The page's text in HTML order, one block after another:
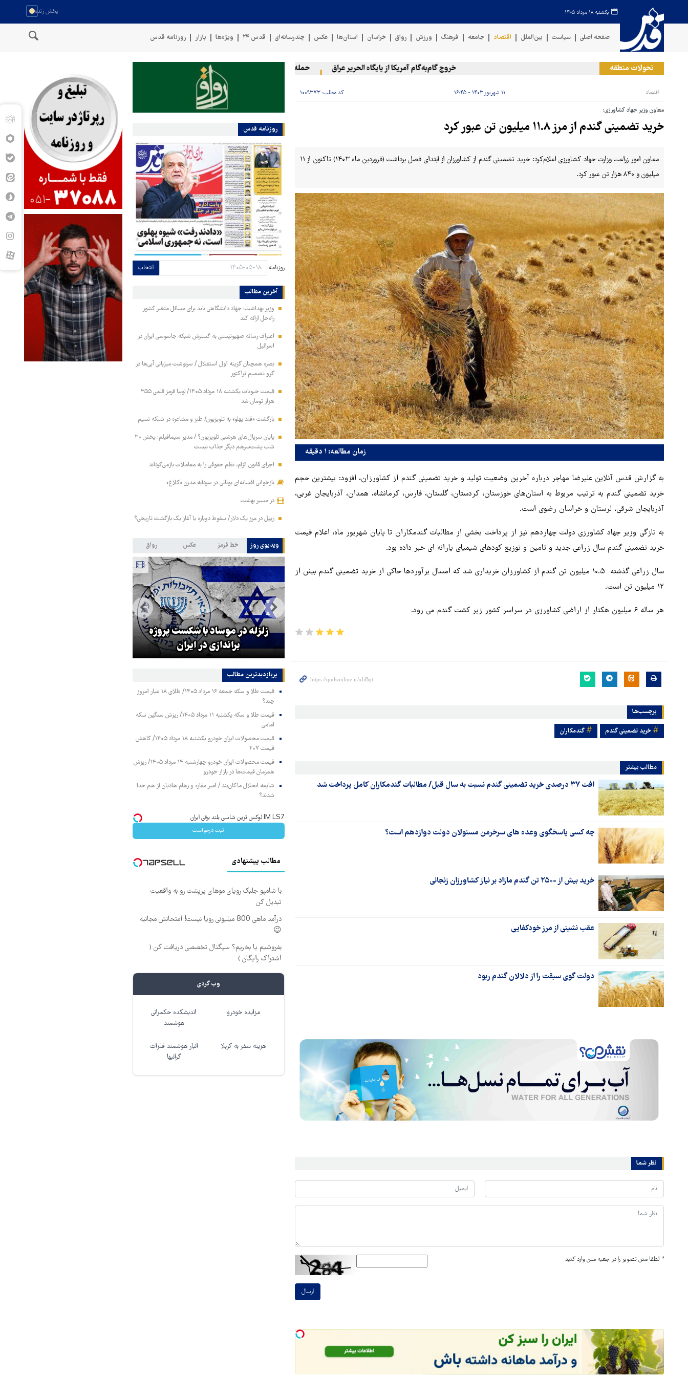
یکشنبه ۱۸ مرداد ۱۴۰۵
صفحه اصلی سیاست بین‌الملل اقتصاد جامعه فرهنگ ورزش رواق خراسان استان‌ها عکس چندرسانه‌ای قدس ۲۴ ویژه‌ها بازار روزنامه قدس
تحولات منطقه خروج گام‌به‌گام آمریکا از پایگاه الحریر عراق حمله یمن به آرامکو
اقتصاد ۱۱ شهریور ۱۴۰۳ - ۱۶:۴۵ کد مطلب: ۱۰۰۹۳۷۳
معاون وزیر جهاد کشاورزی:
خرید تضمینی گندم از مرز ۱۱.۸ میلیون تن عبور کرد
معاون امور زراعت وزارت جهاد کشاورزی اعلام‌کرد: خرید تضمینی گندم از کشاورزان از ابتدای فصل برداشت (فروردین ماه ۱۴۰۳) تاکنون از ۱۱
میلیون و ۸۴۰ هزار تن عبور کرد.
زمان مطالعه: ۱ دقیقه
به گزارش قدس آنلاین علیرضا مهاجر درباره آخرین وضعیت تولید و خرید تضمینی گندم از کشاورزان، افزود: بیشترین حجم
خرید تضمینی گندم به ترتیب مربوط به استان‌های خوزستان، کردستان، گلستان، فارس، کرمانشاه، همدان، آذربایجان غربی،
آذربایجان شرقی، لرستان و خراسان رضوی است.
به تازگی وزیر جهاد کشاورزی دولت چهاردهم نیز از پرداخت بخشی از مطالبات گندمکاران تا پایان شهریور ماه، اعلام قیمت
خرید تضمینی گندم سال زراعی جدید و تامین و توزیع کودهای شیمیای یارانه ای خبر داده بود.
سال زراعی گذشته ۱۰.۵ میلیون تن گندم از کشاورزان خریداری شد که امسال برآوردها حاکی از خرید تضمینی گندم بیش از
۱۲ میلیون تن است.
هر ساله ۶ میلیون هکتار از اراضی کشاورزی در سراسر کشور زیر کشت گندم می رود.
برچسب‌ها
خرید تضمینی گندم گندمکاران
مطالب بیشتر
افت ۳۷ درصدی خرید تضمینی گندم نسبت به سال قبل/ مطالبات گندمکاران کامل پرداخت شد
چه کسی پاسخگوی وعده های سرخرمن مسئولان دولت دوازدهم است؟
خرید بیش از ۲۵۰۰ تن گندم مازاد بر نیاز کشاورزان زنجانی
عقب نشینی از مرز خودکفایی
دولت گوی سبقت را از دلالان گندم ربود
نظر شما
* لطفا متن تصویر را در جعبه متن وارد کنید
ارسال
روزنامه قدس
روزنامه: انتخاب
آخرین مطالب
وزیر بهداشت: جهاد دانشگاهی باید برای مسائل متغیر کشور
راه‌حل ارائه کند
اعتراف رسانه صهیونیستی به گسترش شبکه جاسوسی ایران در
اسرائیل
بصره همچنان گزینه اول استقلال / سرنوشت میزبانی آبی‌ها در
گرو تصمیم تراکتور
قیمت حبوبات یکشنبه ۱۸ مرداد ۱۴۰۵/ لوبیا قرمز قلمی ۳۵۵
هزار تومان شد
بازگشت «قند پهلو» به تلویزیون/ طنز و مشاعره در شبکه نسیم
پایان سریال‌های هرشبی تلویزیون؟ / مدیر سیمافیلم: پخش ۳۰
شب پشت‌سرهم دیگر جذاب نیست
اجرای قانون الزام، نظم حقوقی را به معاملات بازمی‌گرداند
بازخوانی افسانه‌ای یونانی در سردابه مدرن «کلاغ»
در مسیر بهشت
ریپل در مرز یک دلار/ سقوط دوباره یا آغاز یک بازگشت تاریخی؟
ویدیوی روز خط قرمز عکس رواق
رئیس فدراسیون فوتبال: در همه
قدردانی رئیس‌جمهور از
زلزله در موساد با شکست پروژه
براندازی در ایران
پربازدیدترین‌ مطالب
قیمت طلا و سکه جمعه ۱۶ مرداد ۱۴۰۵/ طلای ۱۸ عیار امروز
چند؟
قیمت طلا و سکه یکشنبه ۱۱ مرداد ۱۴۰۵/ ریزش سنگین سکه
امامی
قیمت محصولات ایران خودرو یکشنبه ۱۸ مرداد ۱۴۰۵/ کاهش
قیمت ۲۰۷
قیمت محصولات ایران خودرو چهارشنبه ۱۴ مرداد ۱۴۰۵/ ریزش
همزمان قیمت‌ها در بازار خودرو
شایعه انحلال ماکان‌بند / امیر مقاره و رهام هادیان از هم جدا
شدند؟
IM LS7 لوکس ترین شاسی بلند برقی ایران
ثبت درخواست
مطالب پیشنهادی
با شامپو جلبک رویای موهای پرپشت رو به واقعیت
تبدیل کن
درآمد ماهی 800 میلیونی رویا نیست! امتحانش مجانیه
😉
بفروشیم یا بخریم؟ سیگنال تخصصی دریافت کن (
اشتراک رایگان )
وب گردی
مزایده خودرو
اندیشکده حکمرانی
هوشمند
هزینه سفر به کربلا
انبار هوشمند فلزات
گرانبها